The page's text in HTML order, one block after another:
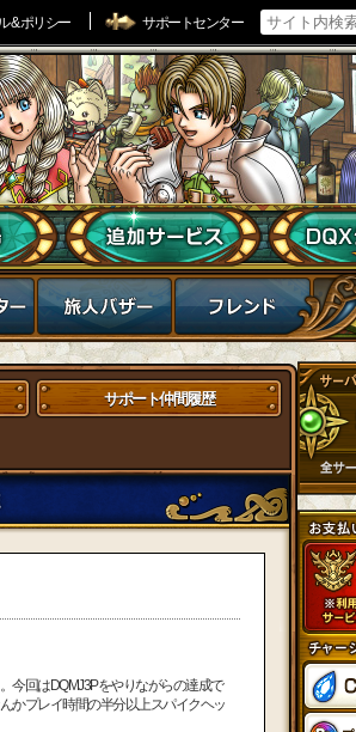
& ポリシー サポートセンター
サポート仲間履歴
今回はDQMJ3Pをやりながらの達成で
かプレイ時間の半分以上スパイクヘッ